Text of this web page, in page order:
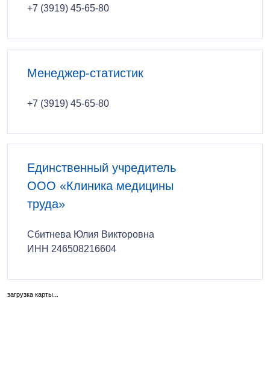
+7 (3919) 45-65-80
Менеджер-статистик
+7 (3919) 45-65-80
Единственный учредитель
ООО «Клиника медицины
труда»
Сбитнева Юлия Викторовна
ИНН 246508216604
загрузка карты...